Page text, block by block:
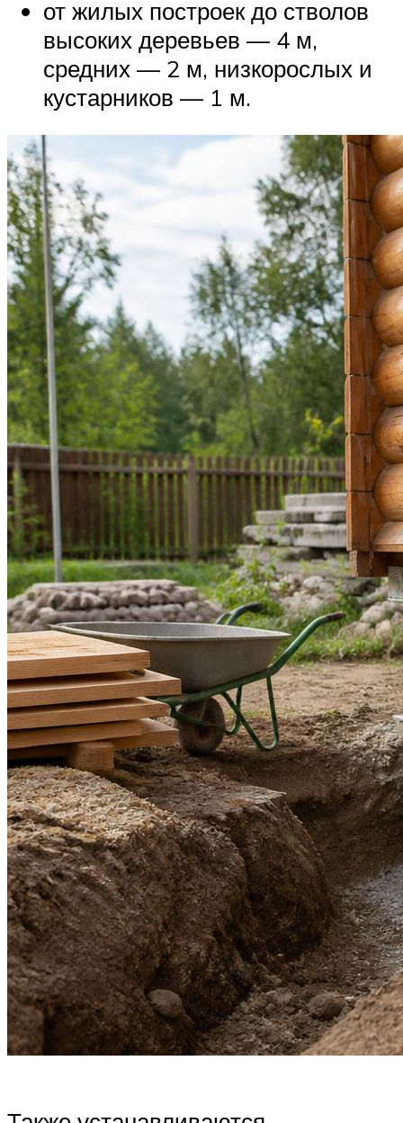
от жилых построек до стволов
высоких деревьев — 4 м,
средних — 2 м, низкорослых и
кустарников — 1 м.